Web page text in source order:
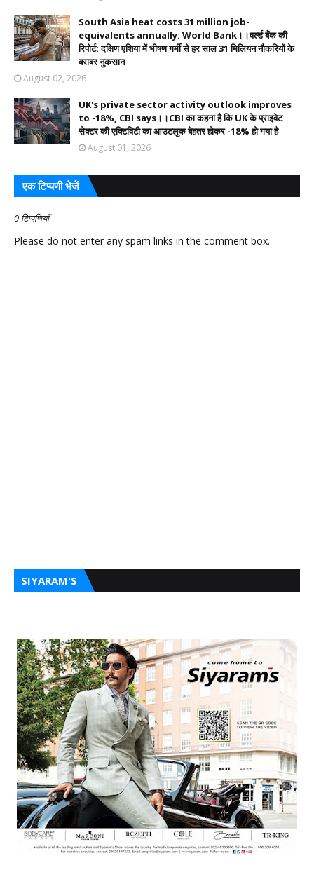
South Asia heat costs 31 million job-
equivalents annually: World Bank।।वर्ल्ड बैंक की
रिपोर्ट: दक्षिण एशिया में भीषण गर्मी से हर साल 31 मिलियन नौकरियों के
बराबर नुकसान
August 02, 2026
UK's private sector activity outlook improves
to -18%, CBI says।।CBI का कहना है कि UK के प्राइवेट
सेक्टर की एक्टिविटी का आउटलुक बेहतर होकर -18% हो गया है
August 01, 2026
एक टिप्पणी भेजें
0 टिप्पणियाँ
Please do not enter any spam links in the comment box.
SIYARAM'S